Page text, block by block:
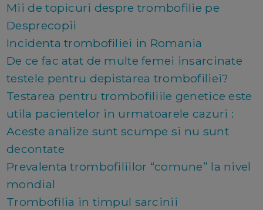
Mii de topicuri despre trombofilie pe
Desprecopii
Incidenta trombofiliei in Romania
De ce fac atat de multe femei insarcinate
testele pentru depistarea trombofiliei?
Testarea pentru trombofiliile genetice este
utila pacientelor in urmatoarele cazuri :
Aceste analize sunt scumpe si nu sunt
decontate
Prevalenta trombofiliilor “comune” la nivel
mondial
Trombofilia in timpul sarcinii